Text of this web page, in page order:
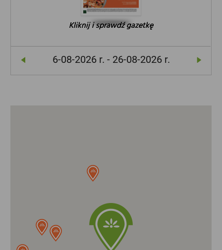
Kliknij i sprawdź gazetkę
6-08-2026 r. - 26-08-2026 r.
Kliknij i sprawdź gazetkę
Kliknij i sprawdź gazetkę